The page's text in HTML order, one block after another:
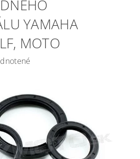
YAMAHA
MOTO